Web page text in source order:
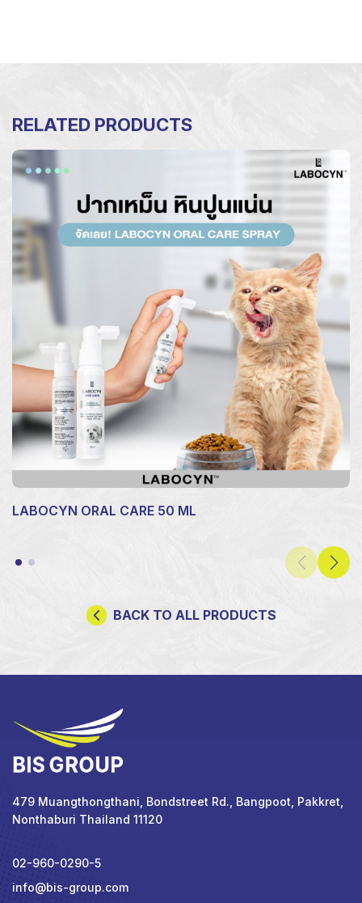
RELATED PRODUCTS
LABOCYN ORAL CARE 50 ML
BACK TO ALL PRODUCTS
479 Muangthongthani, Bondstreet Rd., Bangpoot, Pakkret,
Nonthaburi Thailand 11120
02-960-0290-5
info@bis-group.com